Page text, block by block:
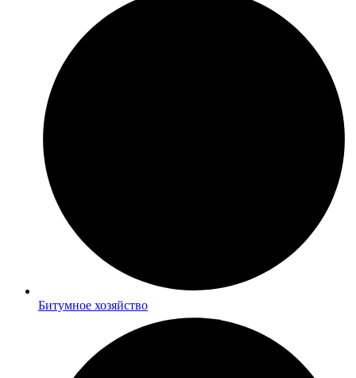
Битумное хозяйство